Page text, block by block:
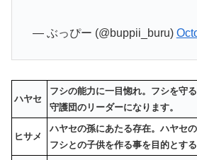
— ぶっぴー (@buppii_buru)
ハヤセ
フシの能力に一目惚れ。フシを守
守護団のリーダーになります。
ヒサメ
ハヤセの孫にあたる存在。ハヤセ
フシとの子供を作る事を目的とする